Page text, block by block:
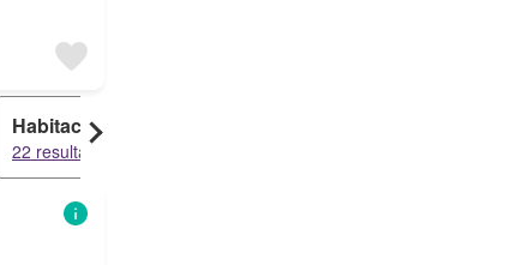
Habitación
22 resultados